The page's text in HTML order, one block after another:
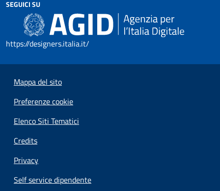
SEGUICI SU
https://designers.italia.it/
Mappa del sito
Preferenze cookie
Elenco Siti Tematici
Credits
Privacy
Self service dipendente